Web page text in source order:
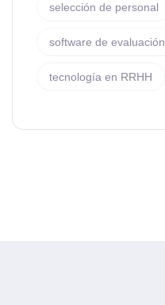
selección de personal
software de evaluación
tecnología en RRHH